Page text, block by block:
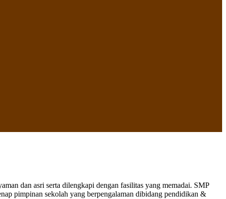
dan asri serta dilengkapi dengan fasilitas yang memadai. SMP
pimpinan sekolah yang berpengalaman dibidang pendidikan &